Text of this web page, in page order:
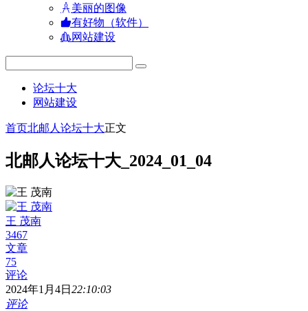
美丽的图像
有好物（软件）
网站建设
论坛十大
网站建设
首页北邮人论坛十大正文
北邮人论坛十大_2024_01_04
王 茂南
3467
文章
75
评论
2024年1月4日 22:10:03
评论